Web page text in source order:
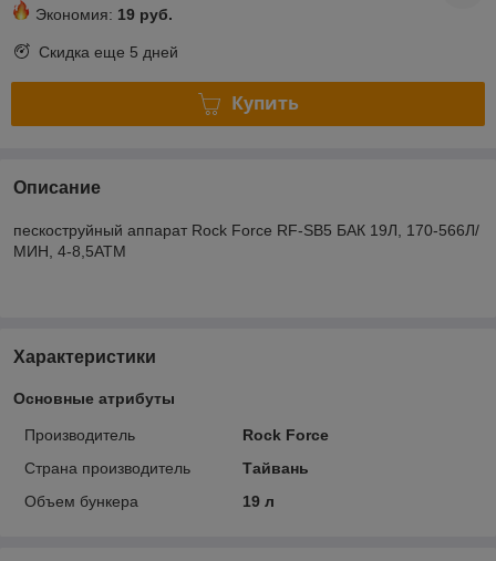
Экономия: 19 руб.
Скидка еще 5 дней
Купить
Описание
пескоструйный аппарат Rock Force RF-SB5 БАК 19Л, 170-566Л/
МИН, 4-8,5АТМ
Характеристики
Основные атрибуты
Производитель
Rock Force
Страна производитель
Тайвань
Объем бункера
19 л